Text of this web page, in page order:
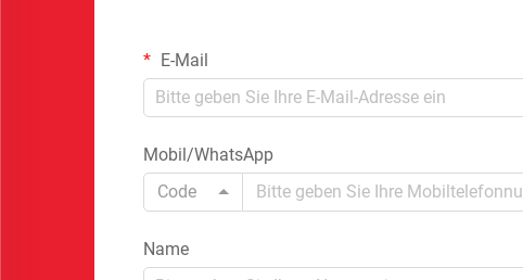
E-Mail
Mobil/WhatsApp
Code
Name